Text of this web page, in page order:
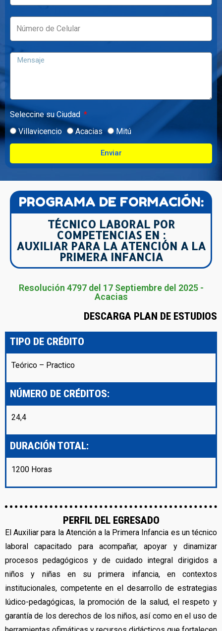
Seleccine su Ciudad
Villavicencio
Acacias Mitú
Enviar
PROGRAMA DE FORMACIÓN:
TÉCNICO LABORAL POR
COMPETENCIAS EN :
AUXILIAR PARA LA ATENCIÓN A LA
PRIMERA INFANCIA
Resolución 4797 del 17 Septiembre del 2025 -
Acacias
DESCARGA PLAN DE ESTUDIOS
TIPO DE CRÉDITO
Teórico – Practico
NÚMERO DE CRÉDITOS:
24,4
DURACIÓN TOTAL:
1200 Horas
PERFIL DEL EGRESADO
El Auxiliar para la Atención a la Primera Infancia es un técnico
laboral capacitado para acompañar, apoyar y dinamizar
procesos pedagógicos y de cuidado integral dirigidos a
niños y niñas en su primera infancia, en contextos
institucionales, competente en el desarrollo de estrategias
lúdico-pedagógicas, la promoción de la salud, el respeto y
garantía de los derechos de los niños, así como en el uso de